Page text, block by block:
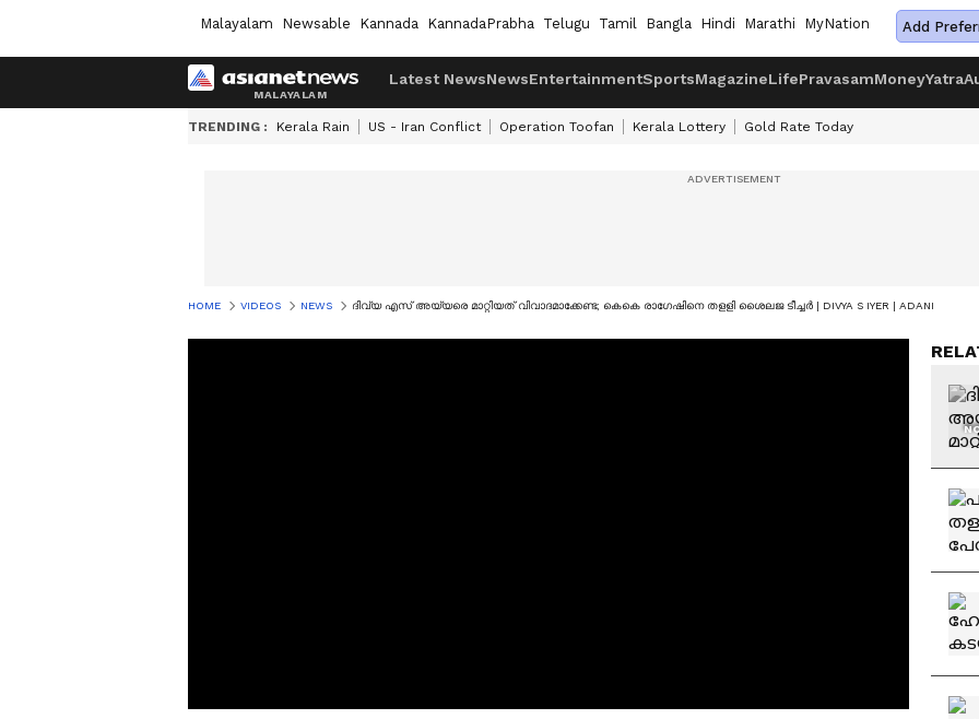
Malayalam Newsable Kannada KannadaPrabha Telugu Tamil Bangla Hindi Marathi MyNation Add
Latest NewsNewsEntertainmentSportsMagazineLifePravasamMoneyYatra
TRENDING : Kerala Rain US - Iran Conflict Operation Toofan Kerala Lottery Gold Rate Today
HOME VIDEOS NEWS ദിവ്യ എസ് അയ്യരെ മാറ്റിയത് വിവാദമാക്കേണ്ട; കെകെ രാ​ഗേഷിനെ തളളി ശെെലജ ടീച്ചർ | DIVYA S IYER | ADANI